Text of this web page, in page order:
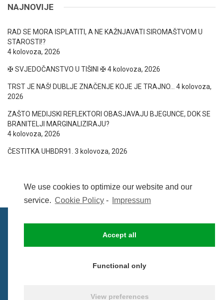
We use cookies to optimize our website and our
service. Cookie Policy - Impressum
Accept all
Functional only
View preferences
NAJNOVIJE
RAD SE MORA ISPLATITI, A NE KAŽNJAVATI SIROMAŠTVOM U
STAROSTI!?
4 kolovoza, 2026
✠ SVJEDOČANSTVO U TIŠINI ✠ 4 kolovoza, 2026
TRST JE NAŠ! DUBLJE ZNAČENJE KOJE JE TRAJNO…
4 kolovoza,
2026
ZAŠTO MEDIJSKI REFLEKTORI OBASJAVAJU BJEGUNCE, DOK SE
BRANITELJI MARGINALIZIRAJU?
4 kolovoza, 2026
ČESTITKA UHBDR91. 3 kolovoza, 2026
UVIJETI KORIŠTENJA COOKIE POLICY (EU)